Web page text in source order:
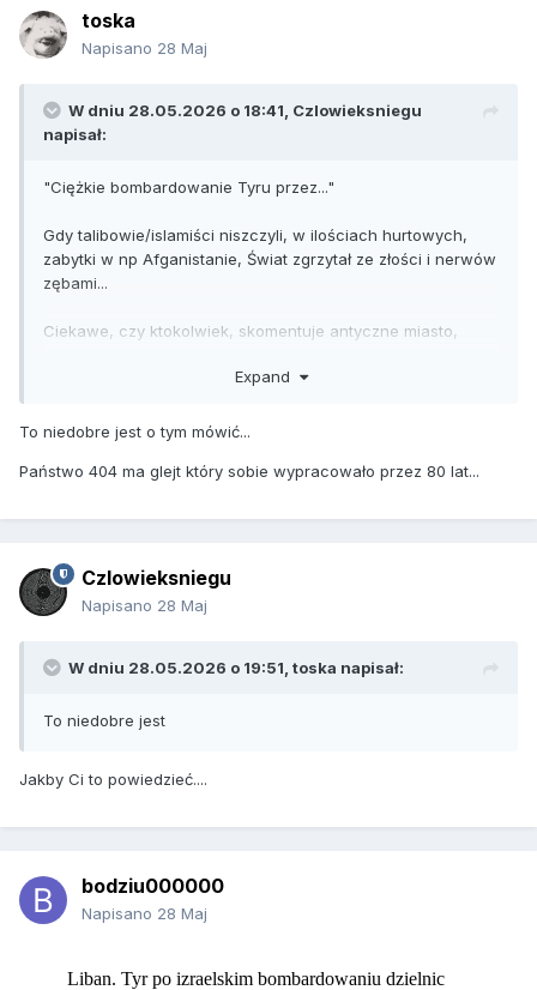
toska
Napisano 28 Maj
W dniu 28.05.2026 o 18:41, Czlowieksniegu
napisał:
"Ciężkie bombardowanie Tyru przez..."
Gdy talibowie/islamiści niszczyli, w ilościach hurtowych,
zabytki w np Afganistanie, Świat zgrzytał ze złości i nerwów
zębami...
Ciekawe, czy ktokolwiek, skomentuje antyczne miasto,
ludzi. Ale ludobójcy tak mają.
Expand
To niedobre jest o tym mówić...
Państwo 404 ma glejt który sobie wypracowało przez 80 lat...
Czlowieksniegu
Napisano 28 Maj
W dniu 28.05.2026 o 19:51, toska napisał:
To niedobre jest
Jakby Ci to powiedzieć....
bodziu000000
Napisano 28 Maj